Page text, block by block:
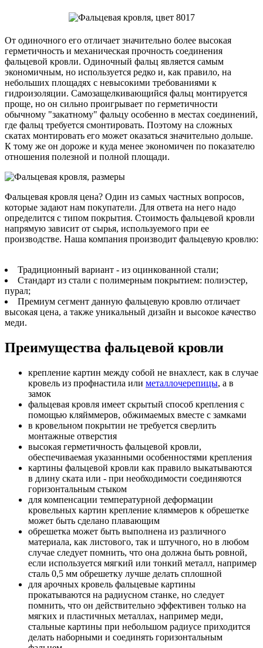
От одиночного его отличает значительно более высокая
герметичность и механическая прочность соединения
фальцевой кровли. Одиночный фальц является самым
экономичным, но используется редко и, как правило, на
небольших площадях с невысокими требованиями к
гидроизоляции. Самозащелкивающийся фальц монтируется
проще, но он сильно проигрывает по герметичности
обычному "закатному" фальцу особенно в местах соединений,
где фальц требуется смонтировать. Поэтому на сложных
скатах монтировать его может оказаться значительно дольше.
К тому же он дороже и куда менее экономичен по показателю
отношения полезной и полной площади.
Фальцевая кровля цена? Один из самых частных вопросов,
которые задают нам покупатели. Для ответа на него надо
определится с типом покрытия. Стоимость фальцевой кровли
напрямую зависит от сырья, используемого при ее
производстве. Наша компания производит фальцевую кровлю:
Традиционный вариант - из оцинкованной стали;
Стандарт из стали с полимерным покрытием: полиэстер,
пурал;
Премиум сегмент данную фальцевую кровлю отличает
высокая цена, а также уникальный дизайн и высокое качество
меди.
Преимущества фальцевой кровли
крепление картин между собой не внахлест, как в случае
кровель из профнастила или металлочерепицы, а в
замок
фальцевая кровля имеет скрытый способ крепления с
помощью кляйммеров, обжимаемых вместе с замками
в кровельном покрытии не требуется сверлить
монтажные отверстия
высокая герметичность фальцевой кровли,
обеспечиваемая указанными особенностями крепления
картины фальцевой кровли как правило выкатываются
в длину ската или - при необходимости соединяются
горизонтальным стыком
для компенсации температурной деформации
кровельных картин крепление кляммеров к обрешетке
может быть сделано плавающим
обрешетка может быть выполнена из различного
материала, как листового, так и штучного, но в любом
случае следует помнить, что она должна быть ровной,
если используется мягкий или тонкий металл, например
сталь 0,5 мм обрешетку лучше делать сплошной
для арочных кровель фальцевые картины
прокатываются на радиусном станке, но следует
помнить, что он действительно эффективен только на
мягких и пластичных металлах, например меди,
стальные картины при небольшом радиусе приходится
делать наборными и соединять горизонтальным